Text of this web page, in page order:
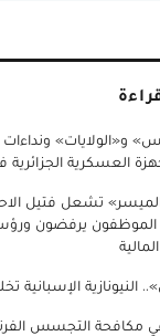
و«الولايات»
العسكرية
تشعل فتيل
الموظفون يرفضون
النيونازية الإسبانية
مكافحة التجسس